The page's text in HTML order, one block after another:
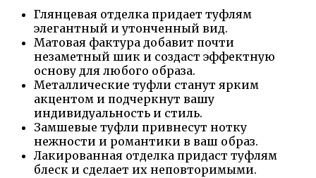
Глянцевая отделка придает туфлям
элегантный и утонченный вид.
Матовая фактура добавит почти
незаметный шик и создаст эффектную
основу для любого образа.
Металлические туфли станут ярким
акцентом и подчеркнут вашу
индивидуальность и стиль.
Замшевые туфли привнесут нотку
нежности и романтики в ваш образ.
Лакированная отделка придаст туфлям
блеск и сделает их неповторимыми.